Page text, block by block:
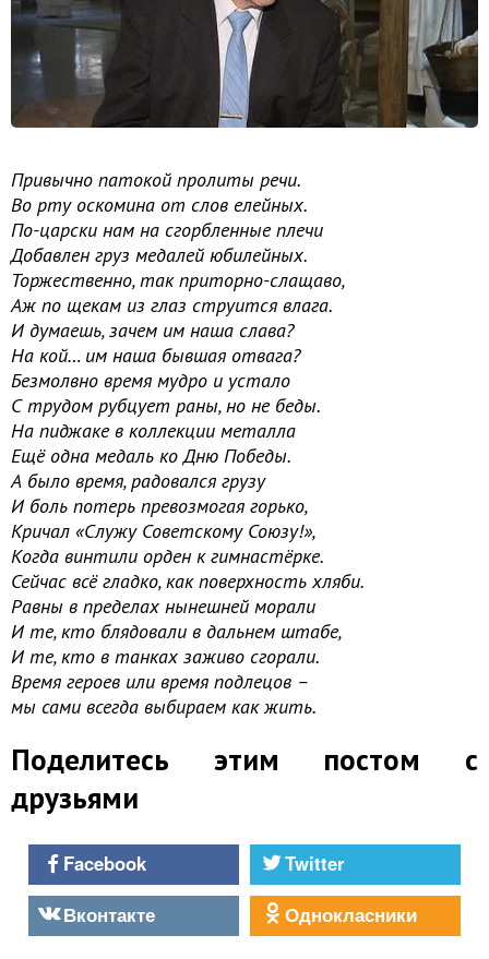
Привычно патокой пролиты речи.
Во рту оскомина от слов елейных.
По-царски нам на сгорбленные плечи
Добавлен груз медалей юбилейных.
Торжественно, так приторно-слащаво,
Аж по щекам из глаз струится влага.
И думаешь, зачем им наша слава?
На кой… им наша бывшая отвага?
Безмолвно время мудро и устало
С трудом рубцует раны, но не беды.
На пиджаке в коллекции металла
Ещё одна медаль ко Дню Победы.
А было время, радовался грузу
И боль потерь превозмогая горько,
Кричал «Служу Советскому Союзу!»,
Когда винтили орден к гимнастёрке.
Сейчас всё гладко, как поверхность хляби.
Равны в пределах нынешней морали
И те, кто блядовали в дальнем штабе,
И те, кто в танках заживо сгорали.
Время героев или время подлецов –
мы сами всегда выбираем как жить.
Поделитесь этим постом с
друзьями
Facebook
Twitter
Вконтакте
Однокласники